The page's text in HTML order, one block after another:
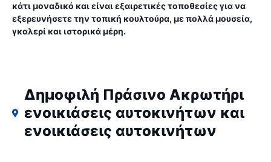
κάτι μοναδικό και είναι εξαιρετικές τοποθεσίες για να
εξερευνήσετε την τοπική κουλτούρα, με πολλά μουσεία,
γκαλερί και ιστορικά μέρη.
Δημοφιλή Πράσινο Ακρωτήρι
ενοικιάσεις αυτοκινήτων και
ενοικιάσεις αυτοκινήτων